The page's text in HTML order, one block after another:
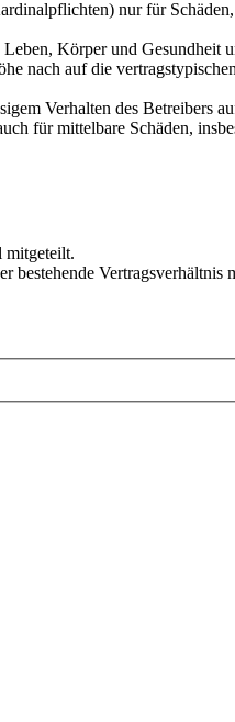
nur für
Körper und Gesundheit
nach auf die
Verhalten des Betreibers
für mittelbare Schäden,
mitgeteilt.
bestehende Vertragsverhältnis